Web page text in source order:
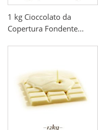
1 kg Cioccolato da
Copertura Fondente...